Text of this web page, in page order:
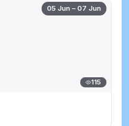
05 Jun – 07 Jun
115